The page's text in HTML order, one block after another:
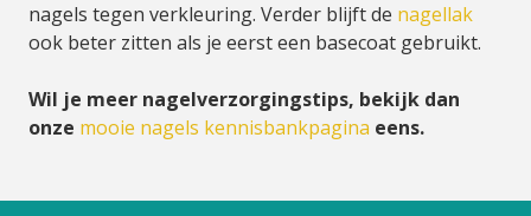
nagels tegen verkleuring. Verder blijft de nagellak
ook beter zitten als je eerst een basecoat gebruikt.
Wil je meer nagelverzorgingstips, bekijk dan
onze mooie nagels kennisbankpagina eens.